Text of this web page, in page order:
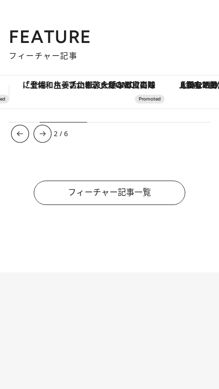
FEATURE
フィーチャー記事
【銀座で出合う最旬美容】美髪ケアや上質な眠り…セルフケアのアップデートから、特別な名入れギフトまで。大人のための「ReFa GINZA」クルーズ
3 /6
フィーチャー記事一覧